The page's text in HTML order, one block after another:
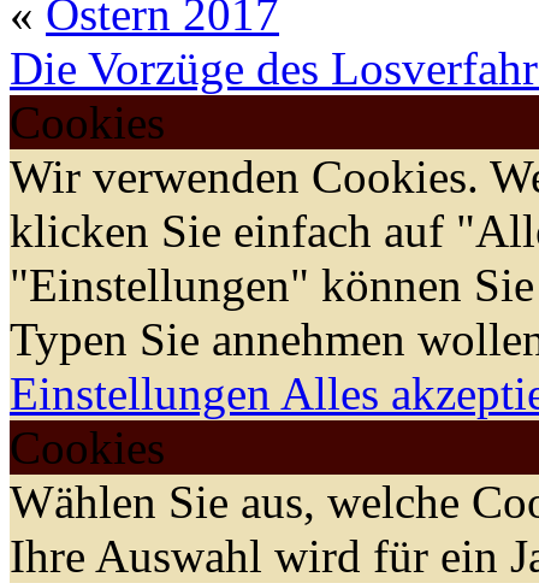
« Ostern 2017
Die Vorzüge des
Cookies
Wir verwenden Cookies.
klicken Sie einfach auf
"Einstellungen" können
Typen Sie annehmen
Einstellungen Alles
Cookies
Wählen Sie aus, welche
Ihre Auswahl wird für ein